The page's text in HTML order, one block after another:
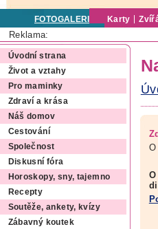
FOTOGALERIE Karty
Reklama:
Úvodní strana
Život a vztahy
Pro maminky
Zdraví a krása
Náš domov
Cestování
Společnost
Diskusní fóra
Horoskopy, sny, tajemno
Recepty
Soutěže, ankety, kvízy
Zábavný koutek
O